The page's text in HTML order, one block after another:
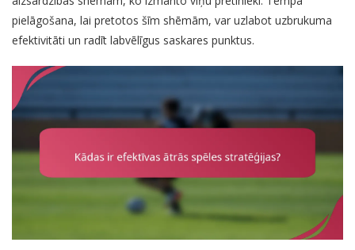
pielāgošana, lai pretotos šīm shēmām, var uzlabot uzbrukuma
efektivitāti un radīt labvēlīgus saskares punktus.